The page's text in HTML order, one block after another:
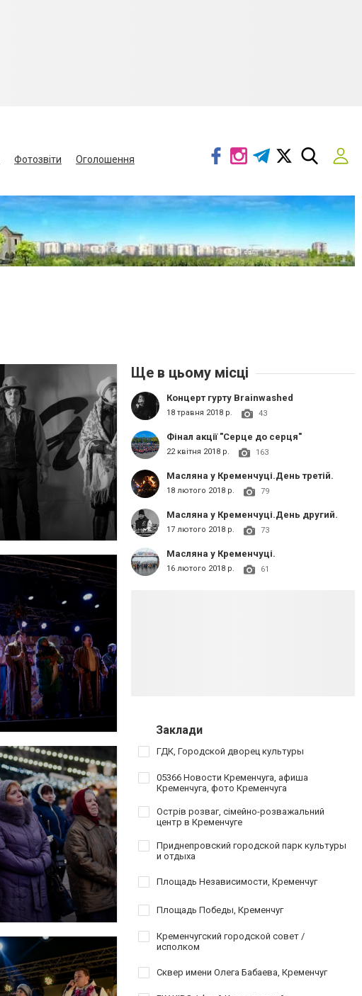
Фотозвіти
Оголошення
Ще в цьому місці
Концерт гурту Brainwashed
18 травня 2018 р. 43
Фінал акції "Серце до серця"
22 квітня 2018 р. 163
Масляна у Кременчуці.День третій.
18 лютого 2018 р. 79
Масляна у Кременчуці.День другий.
17 лютого 2018 р. 73
Масляна у Кременчуці.
16 лютого 2018 р. 61
Заклади
ГДК, Городской дворец культуры
05366 Новости Кременчуга, афиша
Кременчуга, фото Кременчуга
Острів розваг, сімейно-розважальний
центр в Кременчуге
Приднепровский городской парк культуры
и отдыха
Площадь Независимости, Кременчуг
Площадь Победы, Кременчуг
Кременчугский городской совет /
исполком
Сквер имени Олега Бабаева, Кременчуг